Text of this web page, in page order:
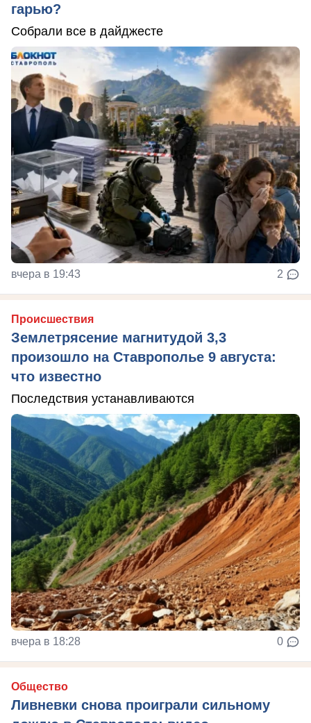
гарью?
Собрали все в дайджесте
вчера в 19:43 2
Происшествия
Землетрясение магнитудой 3,3
произошло на Ставрополье 9 августа:
что известно
Последствия устанавливаются
вчера в 18:28 0
Общество
Ливневки снова проиграли сильному